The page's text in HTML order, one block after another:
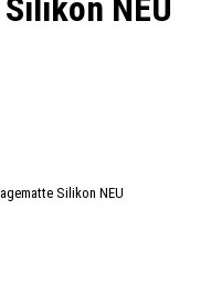
NEU
Silikon NEU